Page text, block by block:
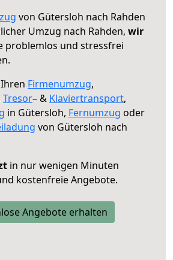
von Gütersloh nach Rahden
Umzug nach Rahden, wir
problemlos und stressfrei
Firmenumzug,
Tresor– & Klaviertransport,
in Gütersloh, Fernumzug oder
von Gütersloh nach
in nur wenigen Minuten
kostenfreie Angebote.
Angebote erhalten